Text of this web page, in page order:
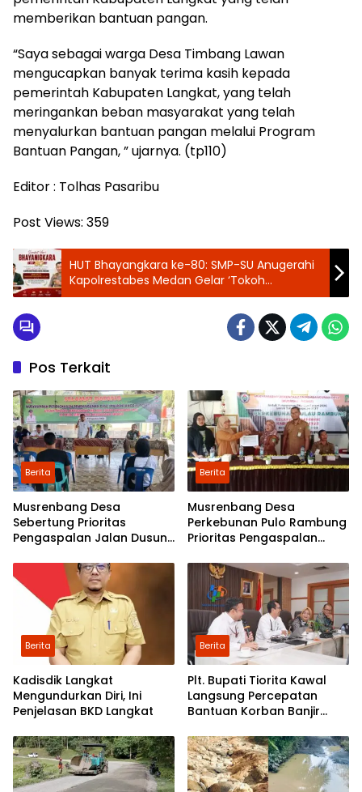
memberikan bantuan pangan.
“Saya sebagai warga Desa Timbang Lawan
mengucapkan banyak terima kasih kepada
pemerintah Kabupaten Langkat, yang telah
meringankan beban masyarakat yang telah
menyalurkan bantuan pangan melalui Program
Bantuan Pangan, ” ujarnya. (tp110)
Editor : Tolhas Pasaribu
Post Views: 359
HUT Bhayangkara ke-80: SMP-SU Anugerahi
Kapolrestabes Medan Gelar ‘Tokoh
Kamtibmas Responsif dan Humanis’
Pos Terkait
Berita
Musrenbang Desa
Sebertung Prioritas
Pengaspalan Jalan Dusun
Berita
Musrenbang Desa
Perkebunan Pulo Rambung
Prioritas Pengaspalan
Dusun Pondok Boyan
Berita
Kadisdik Langkat
Mengundurkan Diri, Ini
Penjelasan BKD Langkat
Berita
Plt. Bupati Tiorita Kawal
Langsung Percepatan
Bantuan Korban Banjir